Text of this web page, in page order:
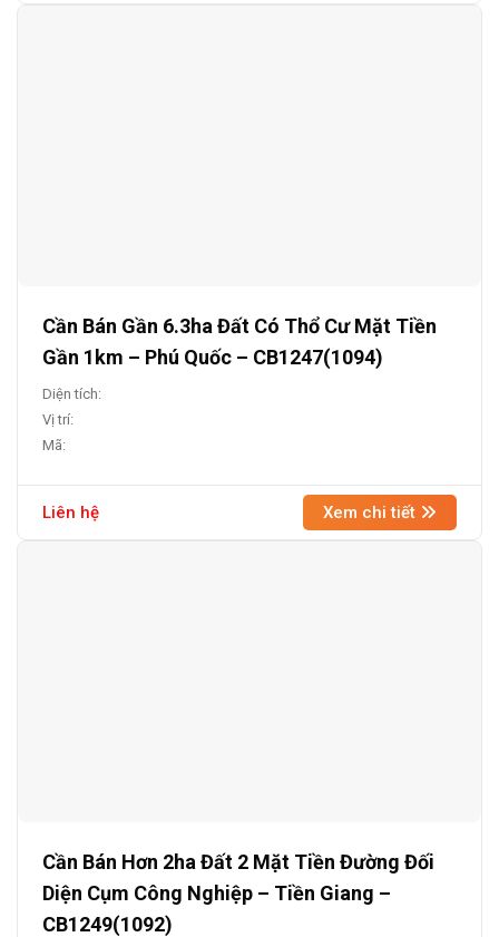
Cần Bán Gần 6.3ha Đất Có Thổ Cư Mặt Tiền
Gần 1km – Phú Quốc – CB1247(1094)
Diện tích:
Vị trí:
Mã:
Liên hệ Xem chi tiết
Cần Bán Hơn 2ha Đất 2 Mặt Tiền Đường Đối
Diện Cụm Công Nghiệp – Tiền Giang –
CB1249(1092)